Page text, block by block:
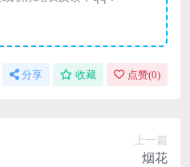
分享 收藏 点赞(0)
上一篇
烟花